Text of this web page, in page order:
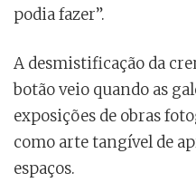
podia fazer”.
A desmistificação da
botão veio quando as
exposições de obras
como arte tangível de
espaços.